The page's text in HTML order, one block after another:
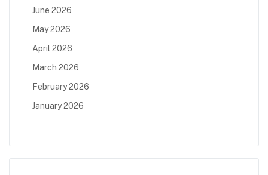
June 2026
May 2026
April 2026
March 2026
February 2026
January 2026